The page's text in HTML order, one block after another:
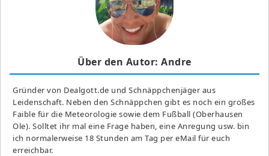
Über den Autor: Andre
Gründer von Dealgott.de und Schnäppchenjäger aus
Leidenschaft. Neben den Schnäppchen gibt es noch ein großes
Fai­ble für die Meteorologie sowie dem Fußball (Oberhausen
Ole). Solltet ihr mal eine Frage haben, eine Anregung usw. bin
ich normalerweise 18 Stunden am Tag per eMail für euch
erreichbar.